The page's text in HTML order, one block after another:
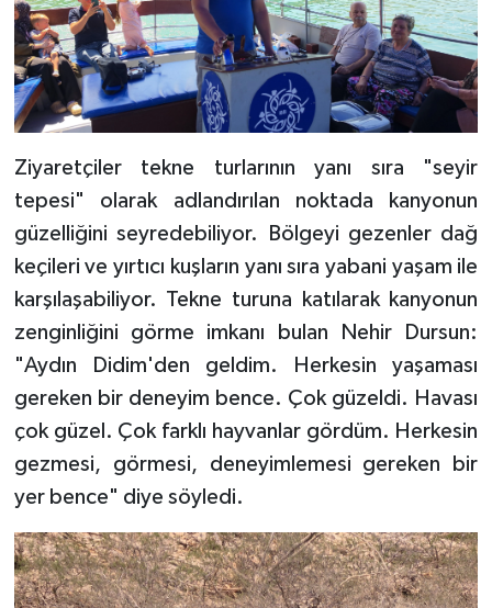
Ziyaretçiler tekne turlarının yanı sıra "seyir
tepesi" olarak adlandırılan noktada kanyonun
güzelliğini seyredebiliyor. Bölgeyi gezenler dağ
keçileri ve yırtıcı kuşların yanı sıra yabani yaşam ile
karşılaşabiliyor. Tekne turuna katılarak kanyonun
zenginliğini görme imkanı bulan Nehir Dursun:
"Aydın Didim'den geldim. Herkesin yaşaması
gereken bir deneyim bence. Çok güzeldi. Havası
çok güzel. Çok farklı hayvanlar gördüm. Herkesin
gezmesi, görmesi, deneyimlemesi gereken bir
yer bence" diye söyledi.